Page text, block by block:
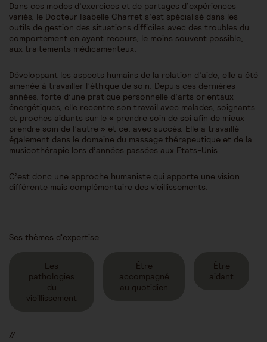
Dans ces modes d’exercices et de partages d’expériences
variés, le Docteur Isabelle Charret s’est spécialisé dans les
outils de gestion des situations difficiles avec des troubles du
comportement en ayant recours, le moins souvent possible,
aux traitements médicamenteux.
Développant les aspects humains de la relation d’aide, elle a été
amenée à travailler l’éthique de soin. Depuis ces dernières
années, forte d’une pratique personnelle d’arts orientaux
énergétiques, elle recentre son travail avec malades, soignants
et proches aidants sur le « prendre soin de soi afin de mieux
prendre soin de l’autre » et ce, avec succès. Elle a travaillé
également dans le domaine du massage thérapeutique et de la
musicothérapie lors d’années passées aux Etats-Unis.
C’est donc une approche humaniste qui apporte une vision
différente mais complémentaire des vieillissements.
Ses thèmes d'expertise
Les
pathologies
du
vieillissement
Être
accompagné
au quotidien
Être
aidant
//